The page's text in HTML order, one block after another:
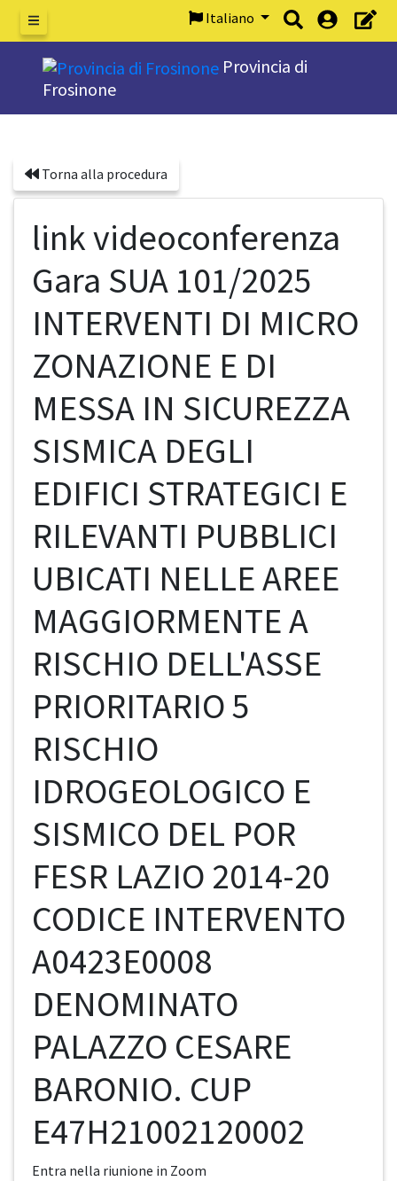
Menu
Italiano
Provincia di
Frosinone
Torna alla procedura
link videoconferenza
Gara SUA 101/2025
INTERVENTI DI MICRO
ZONAZIONE E DI
MESSA IN SICUREZZA
SISMICA DEGLI
EDIFICI STRATEGICI E
RILEVANTI PUBBLICI
UBICATI NELLE AREE
MAGGIORMENTE A
RISCHIO DELL'ASSE
PRIORITARIO 5
RISCHIO
IDROGEOLOGICO E
SISMICO DEL POR
FESR LAZIO 2014-20
CODICE INTERVENTO
A0423E0008
DENOMINATO
PALAZZO CESARE
BARONIO. CUP
E47H21002120002
Entra nella riunione in Zoom